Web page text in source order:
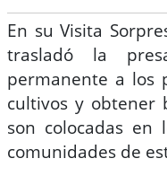
En su Visita
trasladó la
permanente a los
cultivos y obtener
son colocadas en
comunidades de